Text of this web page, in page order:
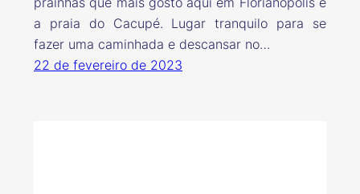
a praia do Cacupé. Lugar tranquilo para se
fazer uma caminhada e descansar no…
22 de fevereiro de 2023